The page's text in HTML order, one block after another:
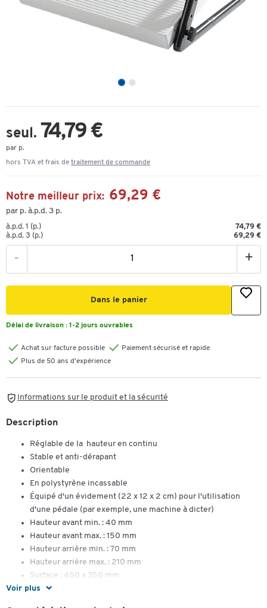
seul. 74,79 €
par p.
hors TVA et frais de traitement de commande
Notre meilleur prix: 69,29 €
par p. à.p.d. 3 p.
à.p.d. 1 (p.)
74,79 €
à.p.d. 3 (p.)
69,29 €
- +
Dans le panier
Délai de livraison : 1-2 jours ouvrables
Achat sur facture possible
Paiement sécurisé et rapide
Plus de 50 ans d'expérience
Informations sur le produit et la sécurité
Voir plus
Description
Réglable de la hauteur en continu
Stable et anti-dérapant
Orientable
En polystyrène incassable
Équipé d'un évidement (22 x 12 x 2 cm) pour l'utilisation
d'une pédale (par exemple, une machine à dicter)
Hauteur avant min. : 40 mm
Hauteur avant max. : 150 mm
Hauteur arrière min. : 70 mm
Hauteur arrière max. : 210 mm
Surface : 450 x 350 mm
Ergonomique